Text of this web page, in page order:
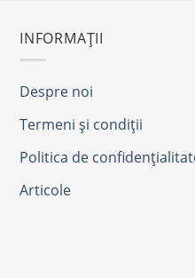
INFORMAȚII
Despre noi
Termeni și condiții
Politica de
Articole